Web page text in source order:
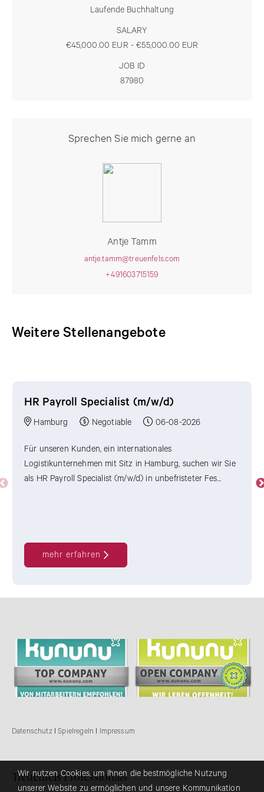
Laufende Buchhaltung
SALARY
€45,000.00 EUR - €55,000.00 EUR
JOB ID
87980
Sprechen Sie mich gerne an
Antje Tamm
antje.tamm@treuenfels.com
+491603715159
Weitere Stellenangebote
HR Payroll Specialist (m/w/d)
Hamburg Negotiable 06-08-2026
Für unseren Kunden, ein internationales
Logistikunternehmen mit Sitz in Hamburg, suchen wir Sie
als HR Payroll Specialist (m/w/d) in unbefristeter Fes...
mehr erfahren
Datenschutz ISpielregeln I Impressum
Treuenfels Professionals
Wir nutzen Cookies, um Ihnen die bestmögliche Nutzung
unserer Website zu ermöglichen und unsere Kommunikation